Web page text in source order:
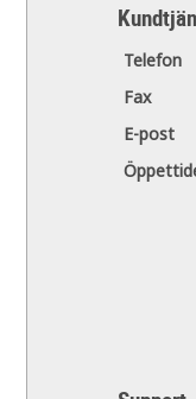
Telefon
Fax
E-post